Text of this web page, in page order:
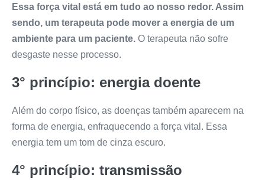
Essa força vital está em tudo ao nosso redor. Assim
sendo, um terapeuta pode mover a energia de um
ambiente para um paciente. O terapeuta não sofre
desgaste nesse processo.
3° princípio: energia doente
Além do corpo físico, as doenças também aparecem na
forma de energia, enfraquecendo a força vital. Essa
energia tem um tom de cinza escuro.
4° princípio: transmissão